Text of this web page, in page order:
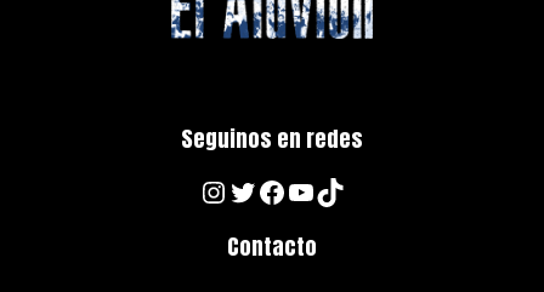
Seguinos en redes
Instagram
Twitter
Facebook
YouTube
TikTok
Contacto